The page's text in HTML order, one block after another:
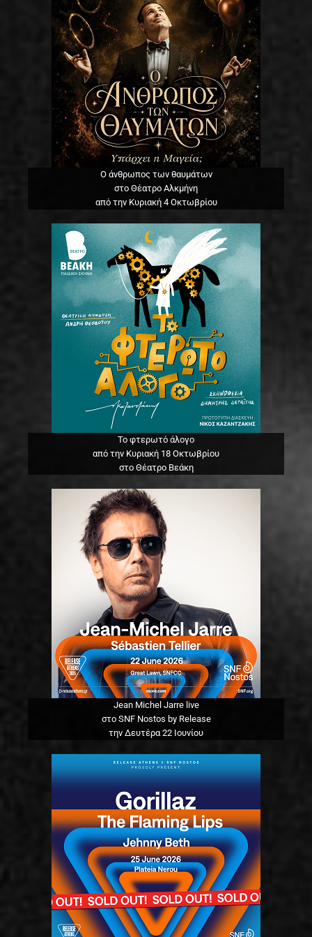
Ο άνθρωπος των θαυμάτων
στο Θέατρο Αλκμήνη
από την Κυριακή 4 Οκτωβρίου
Το φτερωτό άλογο
από την Κυριακή 18 Οκτωβρίου
στο Θέατρο Βεάκη
Jean Michel Jarre live
στο SNF Nostos by Release
την Δευτέρα 22 Ιουνίου